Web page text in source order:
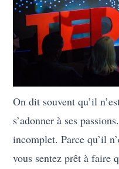
On dit souvent qu’il
s’adonner à ses
incomplet. Parce qu’il
vous sentez prêt à faire